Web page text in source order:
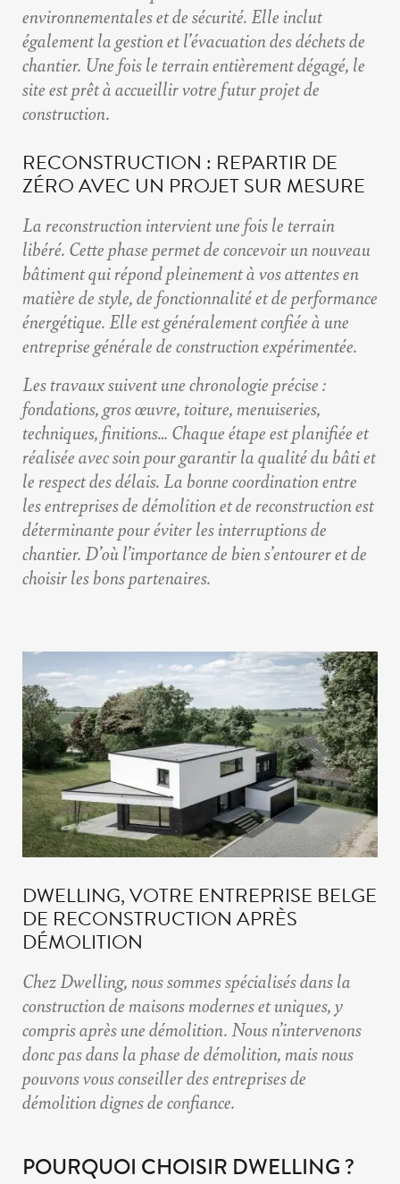
environnementales et de sécurité. Elle inclut
également la gestion et l’évacuation des déchets de
chantier. Une fois le terrain entièrement dégagé, le
site est prêt à accueillir votre futur projet de
construction.
RECONSTRUCTION : REPARTIR DE
ZÉRO AVEC UN PROJET SUR MESURE
La reconstruction intervient une fois le terrain
libéré. Cette phase permet de concevoir un nouveau
bâtiment qui répond pleinement à vos attentes en
matière de style, de fonctionnalité et de performance
énergétique. Elle est généralement confiée à une
entreprise générale de construction expérimentée.
Les travaux suivent une chronologie précise :
fondations, gros œuvre, toiture, menuiseries,
techniques, finitions… Chaque étape est planifiée et
réalisée avec soin pour garantir la qualité du bâti et
le respect des délais. La bonne coordination entre
les entreprises de démolition et de reconstruction est
déterminante pour éviter les interruptions de
chantier. D’où l’importance de bien s’entourer et de
choisir les bons partenaires.
DWELLING, VOTRE ENTREPRISE BELGE
DE RECONSTRUCTION APRÈS
DÉMOLITION
Chez Dwelling, nous sommes spécialisés dans la
construction de maisons modernes et uniques, y
compris après une démolition. Nous n’intervenons
donc pas dans la phase de démolition, mais nous
pouvonsvous conseiller des entreprises de
démolition dignes de confiance.
POURQUOI CHOISIR DWELLING ?